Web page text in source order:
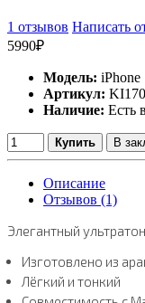
1 отзывов Написать
5990₽
Модель: iPhone
Артикул:
Наличие: Есть
Купить В
Описание
Отзывов (1)
Элегантный
Изготовлено из
Лёгкий и тонкий